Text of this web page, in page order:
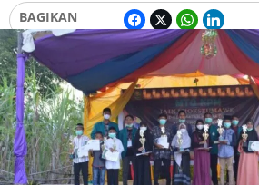
BAGIKAN